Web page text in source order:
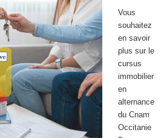
Vous
souhaitez
en savoir
plus sur le
cursus
immobilier
en
alternance
du Cnam
Occitanie